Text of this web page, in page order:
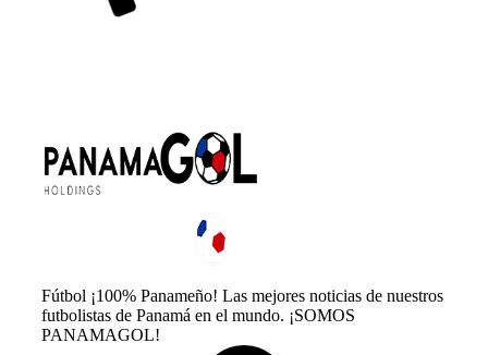
Fútbol ¡100% Panameño! Las mejores noticias de nuestros
futbolistas de Panamá en el mundo. ¡SOMOS
PANAMAGOL!